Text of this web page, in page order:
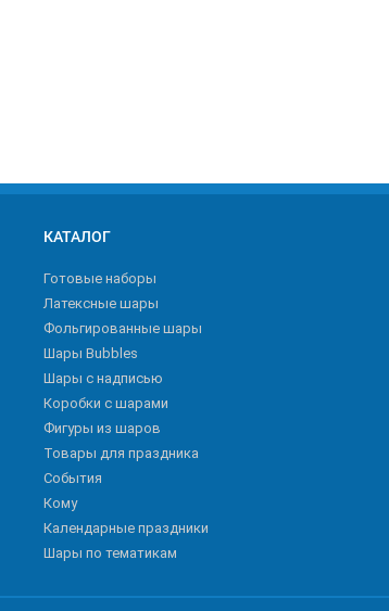
КАТАЛОГ
Готовые наборы
Латексные шары
Фольгированные шары
Шары Bubbles
Шары с надписью
Коробки с шарами
Фигуры из шаров
Товары для праздника
События
Кому
Календарные праздники
Шары по тематикам